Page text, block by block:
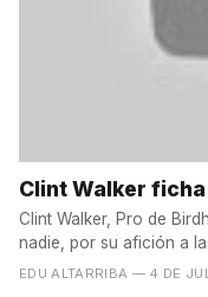
Clint Walker
Clint Walker, Pro de
nadie, por su afición a
EDU ALTARRIBA — 4 DE